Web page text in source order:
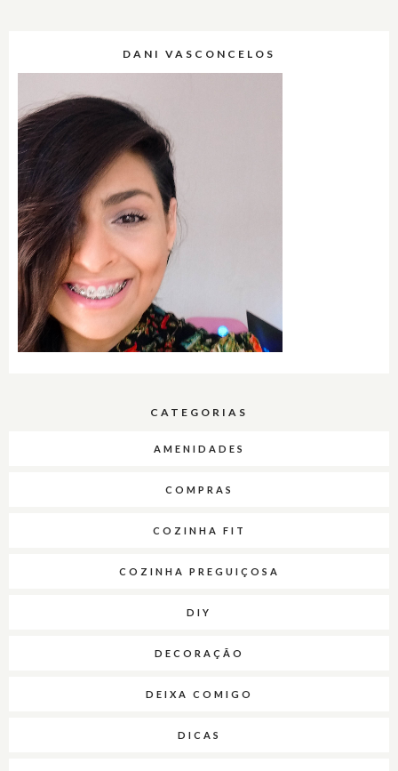
DANI VASCONCELOS
CATEGORIAS
AMENIDADES
COMPRAS
COZINHA FIT
COZINHA PREGUIÇOSA
DIY
DECORAÇÃO
DEIXA COMIGO
DICAS